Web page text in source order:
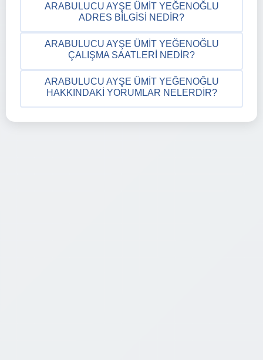
ARABULUCU AYŞE ÜMIT YEĞENOĞLU
ADRES BILGISI NEDIR?
ARABULUCU AYŞE ÜMIT YEĞENOĞLU
ÇALIŞMA SAATLERI NEDIR?
ARABULUCU AYŞE ÜMIT YEĞENOĞLU
HAKKINDAKI YORUMLAR NELERDIR?